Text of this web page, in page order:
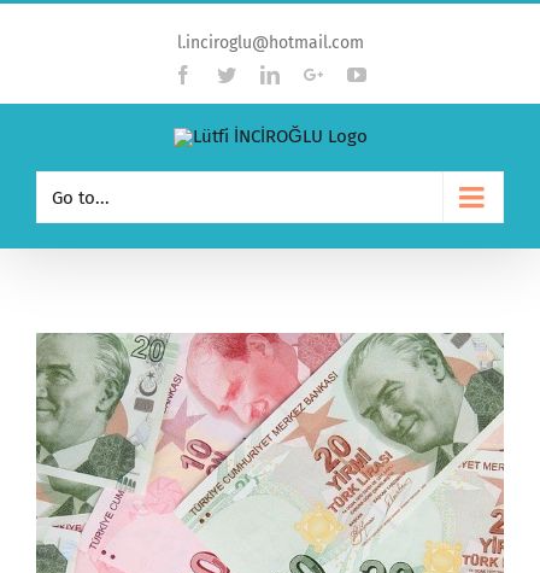
l.inciroglu@hotmail.com
Facebook
TwitterLinkedinGoogle+YouTube
Go to...